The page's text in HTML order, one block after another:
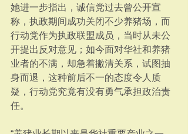
她进一步指出，诚信党过去曾公开宣
称，执政期间成功关闭不少养猪场，而
行动党作为执政联盟成员，当时从未公
开提出反对意见；如今面对华社和养猪
业者的不满，却急着撇清关系，试图抽
身而退，这种前后不一的态度令人质
疑，行动党究竟有没有勇气承担政治责
任。